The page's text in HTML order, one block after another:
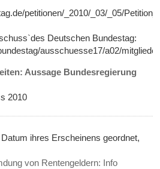
petitionen/_2010/_03/_05/
Deutschen Bundestag:
ausschuesse17/a02/
Aussage Bundesregierung
2010
ihres Erscheinens geordnet,
von Rentengeldern: Info